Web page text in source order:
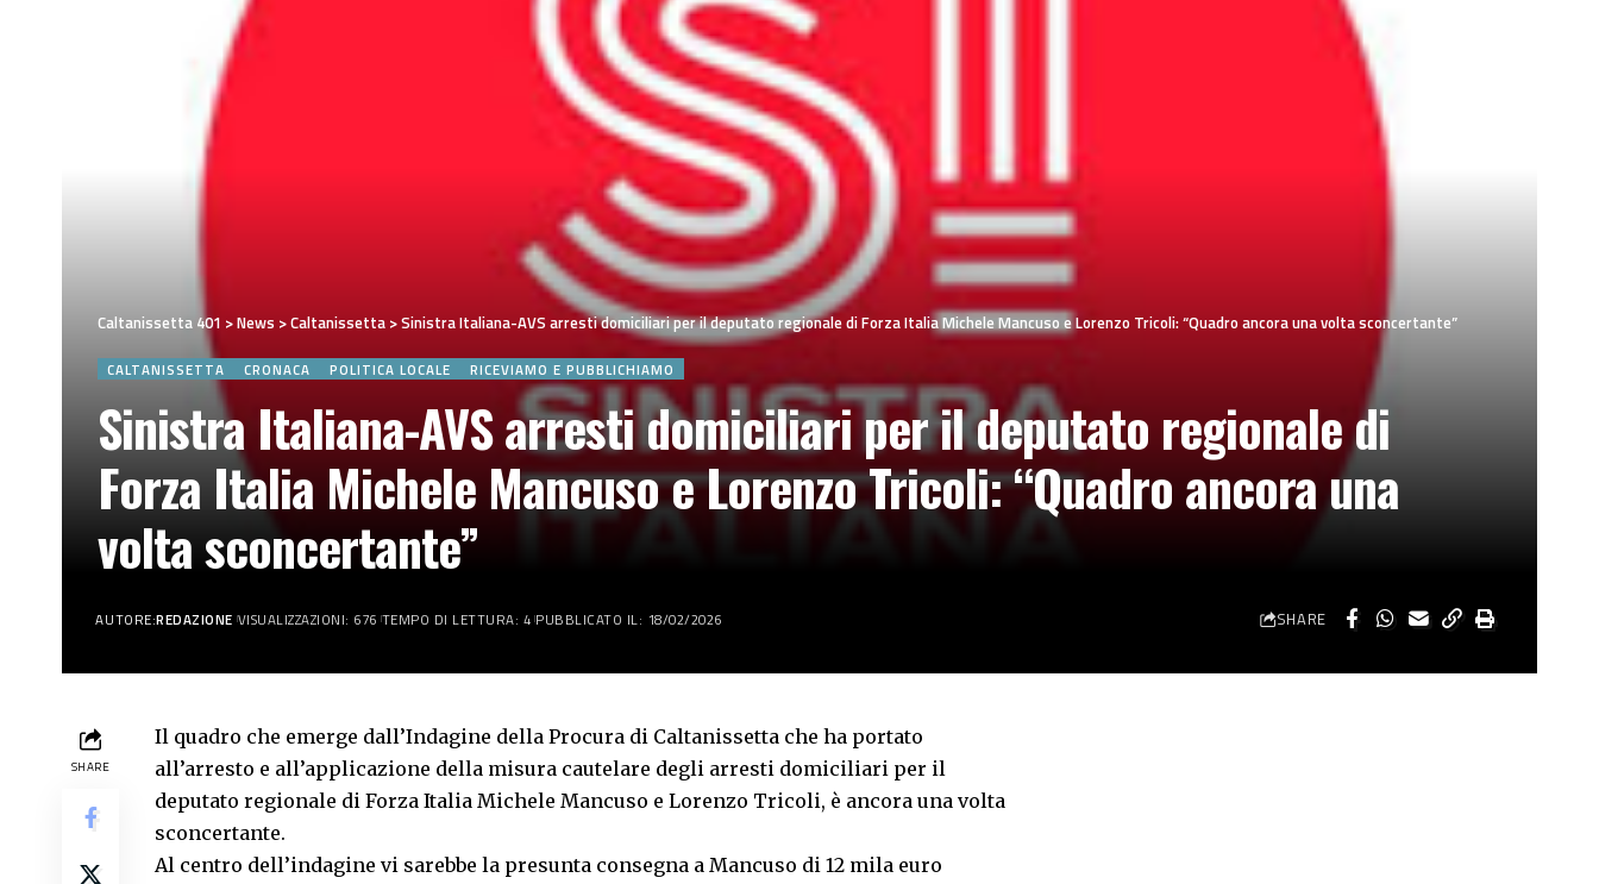
Caltanissetta 401 >News >Caltanissetta >Sinistra Italiana-AVS arresti domiciliari per il deputato regionale di Forza Italia Michele Mancuso e Lorenzo Tricoli: “Quadro ancora una volta sconcertante”
CALTANISSETTA CRONACA POLITICA LOCALE RICEVIAMO E PUBBLICHIAMO
Sinistra Italiana-AVS arresti domiciliari per il deputato regionale di
Forza Italia Michele Mancuso e Lorenzo Tricoli: “Quadro ancora una
volta sconcertante”
AUTORE:REDAZIONE VISUALIZZAZIONI: 676 TEMPO DI LETTURA: 4 PUBBLICATO IL: 18/02/2026 SHARE
SHARE
Il quadro che emerge dall’Indagine della Procura di Caltanissetta che ha portato
all’arresto e all’applicazione della misura cautelare degli arresti domiciliari per il
deputato regionale di Forza Italia Michele Mancuso e Lorenzo Tricoli, è ancora una volta
sconcertante.
Al centro dell’indagine vi sarebbe la presunta consegna a Mancuso di 12 mila euro